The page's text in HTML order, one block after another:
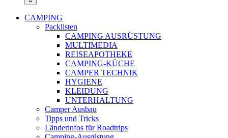
CAMPING
Packlisten
CAMPING AUSRÜSTUNG
MULTIMEDIA
REISEAPOTHEKE
CAMPING-KÜCHE
CAMPER TECHNIK
HYGIENE
KLEIDUNG
UNTERHALTUNG
Camper Ausbau
Tipps und Tricks
Länderinfos für Roadtrips